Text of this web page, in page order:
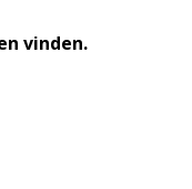
vinden.